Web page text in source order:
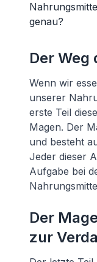
genau?
Der Weg
Wenn wir
unserer
erste Teil
Magen. Der
und besteht
Jeder dieser
Aufgabe bei
Der
zur